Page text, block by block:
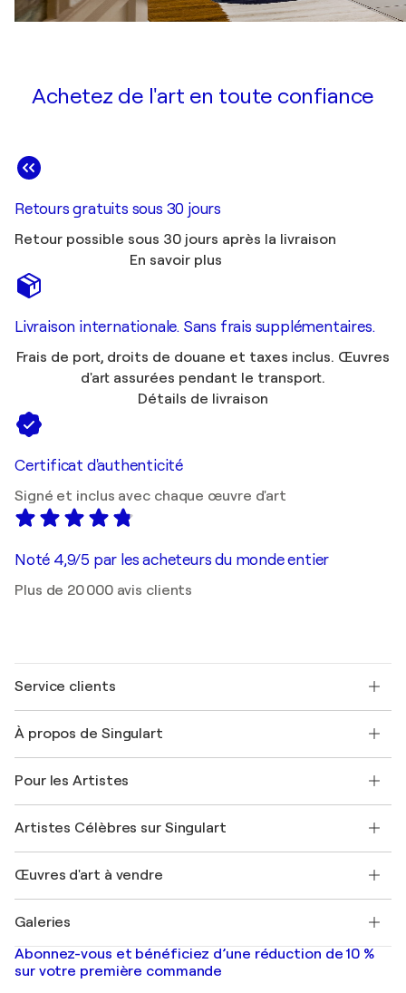
Achetez de l'art en toute confiance
Retours gratuits sous 30 jours
Retour possible sous 30 jours après la livraison
En savoir plus
Livraison internationale. Sans frais supplémentaires.
Frais de port, droits de douane et taxes inclus. Œuvres
d'art assurées pendant le transport.
Détails de livraison
Certificat d'authenticité
Signé et inclus avec chaque œuvre d'art
Noté 4,9/5 par les acheteurs du monde entier
Plus de 20 000 avis clients
Service clients
Expédition
Offrir une carte cadeau
Rejoignez notre programme commercial
Mon compte
+33 1 76 44 06 42
À propos de Singulart
FAQ
Magazine Singulart
Emplois
Découvrez une sélection d'art original
Pour les Artistes
Se connecter en tant qu'Artiste
Artistes Célèbres sur Singulart
Marc Chagall
Banksy
Mr. Brainwash
Shepard Fairey
Œuvres d'art à vendre
Tableaux abstraits à vendre
Peintures de paysage
Estampes
Galeries
Galeries d'art en France
Galeries d'art en Belgique
Abonnez-vous et bénéficiez d’une réduction de 10 %
sur votre première commande